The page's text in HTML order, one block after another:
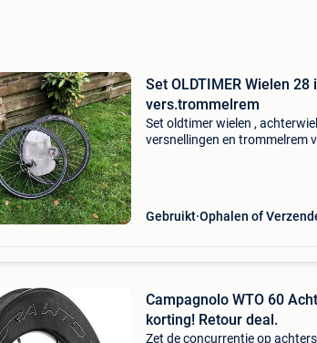
Set OLDTIMER Wielen
vers.trommelrem
Set oldtimer wielen ,
versnellingen en trommelrem
Gebruikt Ophalen of
Campagnolo WTO 60
korting! Retour deal.
Zet de concurrentie op